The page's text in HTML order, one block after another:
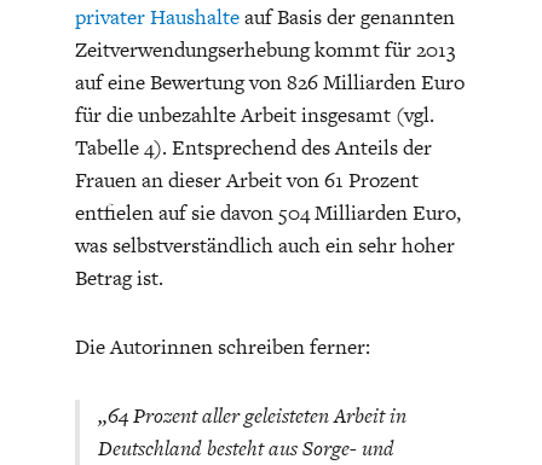
DIE POSITIONEN DER
WIRTSCHAFTSWEISEN
UNGLEICHHEIT
privater Haushalteauf Basis der genannten
Zeitverwendungserhebung kommt für 2013
auf eine Bewertung von 826 Milliarden Euro
für die unbezahlte Arbeit insgesamt (vgl.
Tabelle 4). Entsprechend des Anteils der
Frauen an dieser Arbeit von 61 Prozent
entfielen auf sie davon 504 Milliarden Euro,
was selbstverständlich auch ein sehr hoher
Betrag ist.
Die Autorinnen schreiben ferner:
„64 Prozent aller geleisteten Arbeit in
Deutschland besteht aus Sorge- und